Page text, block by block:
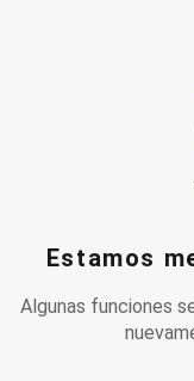
Estamos
Algunas funciones